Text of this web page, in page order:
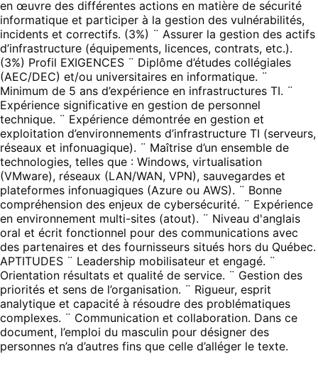
en œuvre des différentes actions en matière de sécurité
informatique et participer à la gestion des vulnérabilités,
incidents et correctifs. (3%) ¨ Assurer la gestion des actifs
d’infrastructure (équipements, licences, contrats, etc.).
(3%) Profil EXIGENCES ¨ Diplôme d’études collégiales
(AEC/DEC) et/ou universitaires en informatique. ¨
Minimum de 5 ans d’expérience en infrastructures TI. ¨
Expérience significative en gestion de personnel
technique. ¨ Expérience démontrée en gestion et
exploitation d’environnements d’infrastructure TI (serveurs,
réseaux et infonuagique). ¨ Maîtrise d’un ensemble de
technologies, telles que : Windows, virtualisation
(VMware), réseaux (LAN/WAN, VPN), sauvegardes et
plateformes infonuagiques (Azure ou AWS). ¨ Bonne
compréhension des enjeux de cybersécurité. ¨ Expérience
en environnement multi-sites (atout). ¨ Niveau d'anglais
oral et écrit fonctionnel pour des communications avec
des partenaires et des fournisseurs situés hors du Québec.
APTITUDES ¨ Leadership mobilisateur et engagé. ¨
Orientation résultats et qualité de service. ¨ Gestion des
priorités et sens de l’organisation. ¨ Rigueur, esprit
analytique et capacité à résoudre des problématiques
complexes. ¨ Communication et collaboration. Dans ce
document, l’emploi du masculin pour désigner des
personnes n’a d’autres fins que celle d’alléger le texte.